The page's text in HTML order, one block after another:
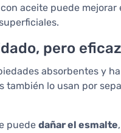
aceite puede
pero eficaz
absorbentes y
lo usan por
puede dañar el esmalte